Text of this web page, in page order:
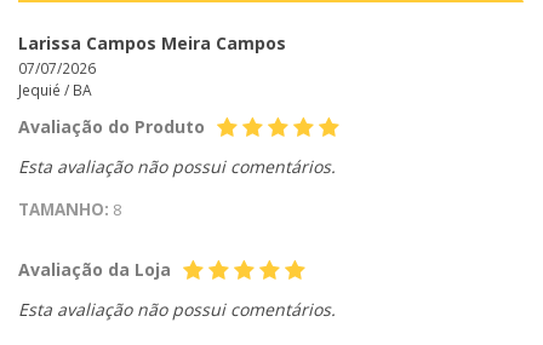
Larissa Campos Meira Campos
07/07/2026
Jequié / BA
Avaliação do Produto
Esta avaliação não possui comentários.
TAMANHO: 8
Avaliação da Loja
Esta avaliação não possui comentários.